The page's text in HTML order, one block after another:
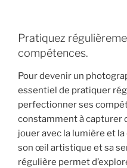
Pratiquez
compétences.
Pour devenir un
essentiel de pratiquer
perfectionner ses
constamment à capturer
jouer avec la lumière et
son œil artistique et sa
régulière permet